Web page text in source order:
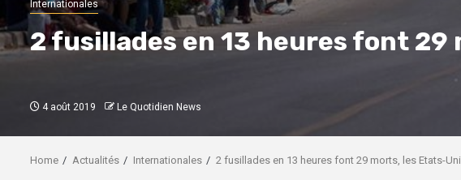
Internationales
2 fusillades en 13 heures font
4 août 2019 Le Quotidien News
Home Actualités Internationales 2 fusillades en 13 heures font 29 morts, les Etats-